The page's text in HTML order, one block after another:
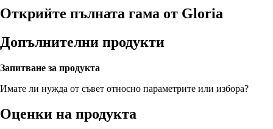
Открийте пълната гама от Gloria
Допълнителни продукти
Запитване за продукта
Имате ли нужда от съвет относно параметрите или избора?
Оценки на продукта